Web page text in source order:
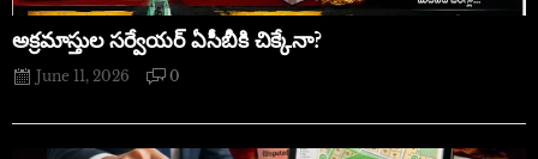
అక్రమాస్తుల సర్వేయర్ ఏసీబీకి చిక్కేనా?
June 11, 2026 0